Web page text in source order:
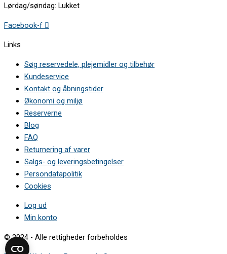
Lørdag/søndag: Lukket
Facebook-f
Links
Søg reservedele, plejemidler og tilbehør
Kundeservice
Kontakt og åbningstider
Økonomi og miljø
Reserverne
Blog
FAQ
Returnering af varer
Salgs- og leveringsbetingelser
Persondatapolitik
Cookies
Log ud
Min konto
© 2024 - Alle rettigheder forbeholdes